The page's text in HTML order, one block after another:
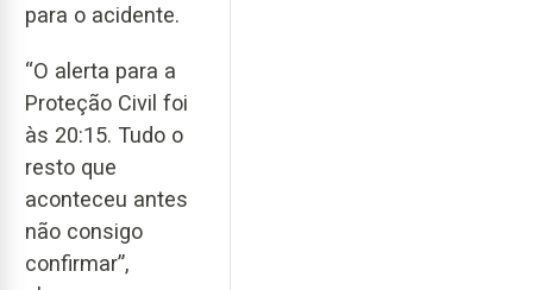
para o acidente.
“O alerta para a
Proteção Civil foi
às 20:15. Tudo o
resto que
aconteceu antes
não consigo
confirmar”,